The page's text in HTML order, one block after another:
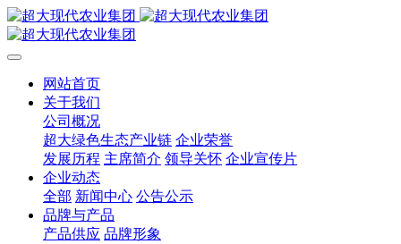
网站首页
关于我们
公司概况
超大绿色生态产业链 企业荣誉
发展历程 主席简介 领导关怀 企业宣传片
企业动态
全部 新闻中心 公告公示
品牌与产品
产品供应 品牌形象